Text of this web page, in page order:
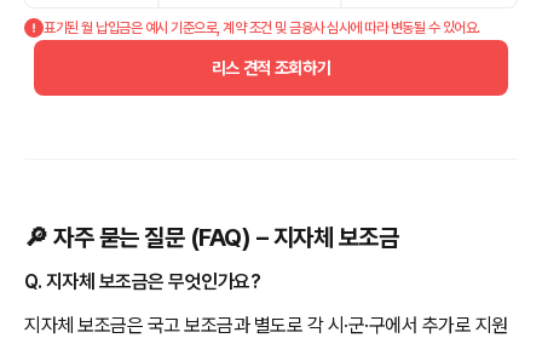
표기된 월 납입금은 예시 기준으로, 계약 조건 및 금융사 심사에 따라 변동될 수 있어요.
리스 견적 조회하기
🔎 자주 묻는 질문 (FAQ) – 지자체 보조금
Q. 지자체 보조금은 무엇인가요?
지자체 보조금은 국고 보조금과 별도로 각 시·군·구에서 추가로 지원